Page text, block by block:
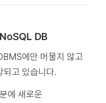
DB
에만 머물지 않고
고 있습니다.
에 새로운